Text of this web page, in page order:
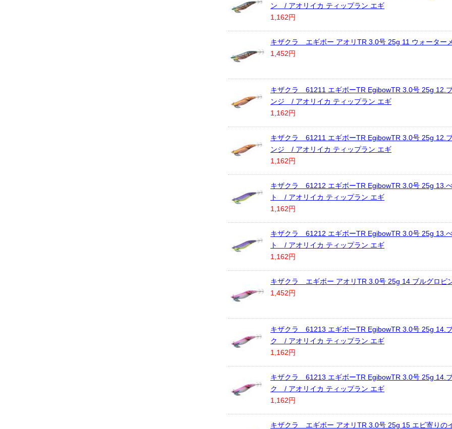
ン / アオリイカ ティップラン エギ
1,162円
キザクラ エギボー アオリTR 3.0号 25g 11 ウォーター
1,452円
キザクラ 61211 エギボーTR EgibowTR 3.0号 25g 12.
ンジ / アオリイカ ティップラン エギ
1,162円
キザクラ 61211 エギボーTR EgibowTR 3.0号 25g 12.
ンジ / アオリイカ ティップラン エギ
1,162円
キザクラ 61212 エギボーTR EgibowTR 3.0号 25g 13.
ト / アオリイカ ティップラン エギ
1,162円
キザクラ 61212 エギボーTR EgibowTR 3.0号 25g 13.
ト / アオリイカ ティップラン エギ
1,162円
キザクラ エギボー アオリTR 3.0号 25g 14 ブルグロピ
1,452円
キザクラ 61213 エギボーTR EgibowTR 3.0号 25g 14.
ク / アオリイカ ティップラン エギ
1,162円
キザクラ 61213 エギボーTR EgibowTR 3.0号 25g 14.
ク / アオリイカ ティップラン エギ
1,162円
キザクラ エギボー アオリTR 3.0号 25g 15 エビ寄りの